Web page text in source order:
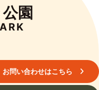
園
お問い合わせはこちら